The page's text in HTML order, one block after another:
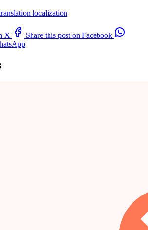
localization
X
Share this post on Facebook